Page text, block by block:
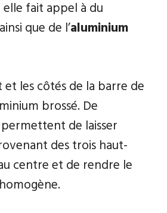
elle fait appel à du
ainsi que de l’aluminium
et les côtés de la barre de
brossé. De
de laisser
des trois haut-
centre et de rendre le